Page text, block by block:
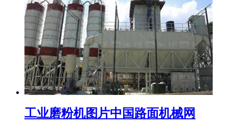
工业磨粉机图片中国路面机械网